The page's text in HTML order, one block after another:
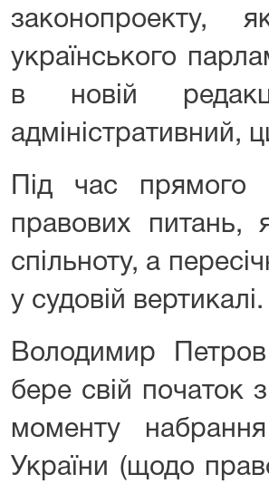
законопроекту,
українського
в новій
адміністративний,
Під час прямого
правових питань,
спільноту, а
у судовій вертикалі.
Володимир
бере свій початок
моменту
України (щодо